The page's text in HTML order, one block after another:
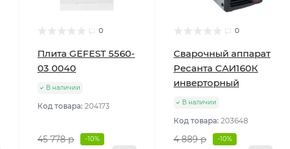
0
Плита GEFEST 5560-
03 0040
В наличии
Код товара: 204173
45 778 р -10%
0
Сварочный аппарат
Ресанта САИ160К
инверторный
В наличии
Код товара: 203648
4 889 р -10%